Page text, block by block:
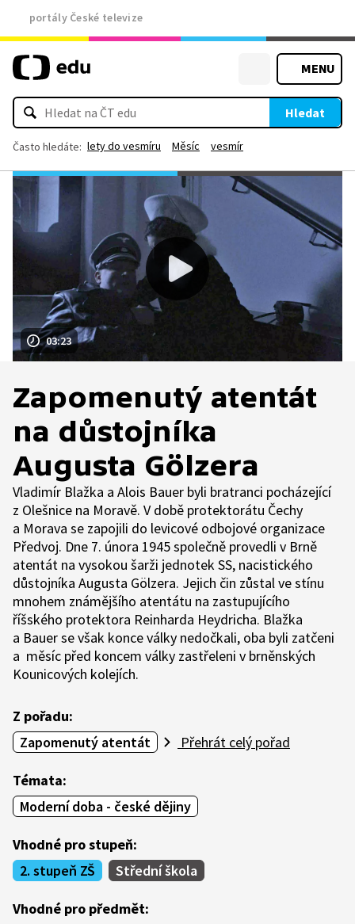
portály České televize
MENU
Hledat
Často hledáte: lety do vesmíru Měsíc vesmír
03:23
Zapomenutý atentát
na důstojníka
Augusta Gölzera
Vladimír Blažka a Alois Bauer byli bratranci pocházející
z Olešnice na Moravě. V době protektorátu Čechy
a Morava se zapojili do levicové odbojové organizace
Předvoj. Dne 7. února 1945 společně provedli v Brně
atentát na vysokou šarži jednotek SS, nacistického
důstojníka Augusta Gölzera. Jejich čin zůstal ve stínu
mnohem známějšího atentátu na zastupujícího
říšského protektora Reinharda Heydricha. Blažka
a Bauer se však konce války nedočkali, oba byli zatčeni
a měsíc před koncem války zastřeleni v brněnských
Kounicových kolejích.
Z pořadu:
Zapomenutý atentát
Přehrát celý pořad
Témata:
Moderní doba - české dějiny
Vhodné pro stupeň:
2. stupeň ZŠ
Střední škola
Vhodné pro předmět: